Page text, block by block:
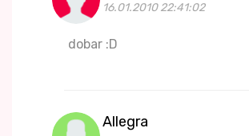
16.01.2010 22:41:02
dobar :D
Allegra